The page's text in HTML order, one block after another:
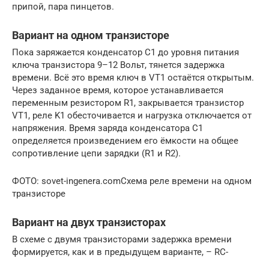
припой, пара пинцетов.
Вариант на одном транзисторе
Пока заряжается конденсатор С1 до уровня питания
ключа транзистора 9–12 Вольт, тянется задержка
времени. Всё это время ключ в VT1 остаётся открытым.
Через заданное время, которое устанавливается
переменным резистором R1, закрывается транзистор
VT1, реле K1 обесточивается и нагрузка отключается от
напряжения. Время заряда конденсатора C1
определяется произведением его ёмкости на общее
сопротивление цепи зарядки (R1 и R2).
ФОТО: sovet-ingenera.comСхема реле времени на одном
транзисторе
Вариант на двух транзисторах
В схеме с двумя транзисторами задержка времени
формируется, как и в предыдущем варианте, – RC-